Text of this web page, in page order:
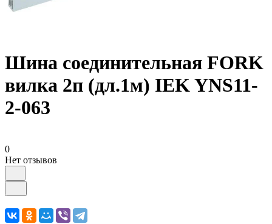
Шина соединительная FORK
вилка 2п (дл.1м) IEK YNS11-
2-063
0
Нет отзывов